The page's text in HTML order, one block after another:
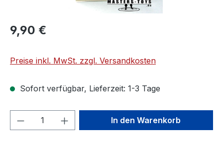
9,90 €
Preise inkl. MwSt. zzgl. Versandkosten
Sofort verfügbar, Lieferzeit: 1-3 Tage
Produkt Anzahl: Gib denIn den Warenkorb